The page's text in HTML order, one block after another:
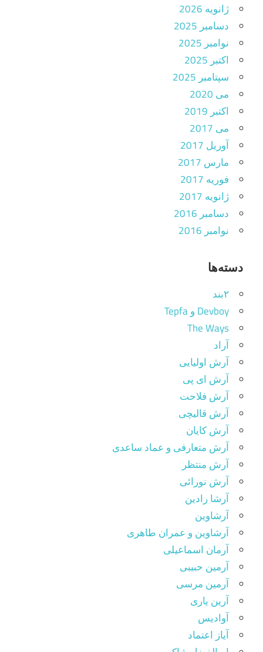
ژانویه 2026
دسامبر 2025
نوامبر 2025
اکتبر 2025
سپتامبر 2025
می 2020
اکتبر 2019
می 2017
آوریل 2017
مارس 2017
فوریه 2017
ژانویه 2017
دسامبر 2016
نوامبر 2016
دسته‌ها
۲بند
Devboy و Tepfa
The Ways
آراد
آرش اولیایی
آرش ای پی
آرش فلاحت
آرش قالیچی
آرش کایان
آرش متعارفی و عماد ساعدی
آرش منتظر
آرش نورائی
آرشا رادین
آرشاوین
آرشاوین و عمران طاهری
آرمان اسماعیلی
آرمین حبیبی
آرمین مرسی
آرین یاری
آوادیس
آیاز اعتماد